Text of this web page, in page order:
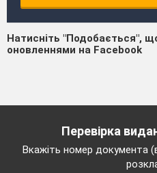
Натисніть "Подобається",
оновленнями на Facebook
Перевірка
Вкажіть номер документа